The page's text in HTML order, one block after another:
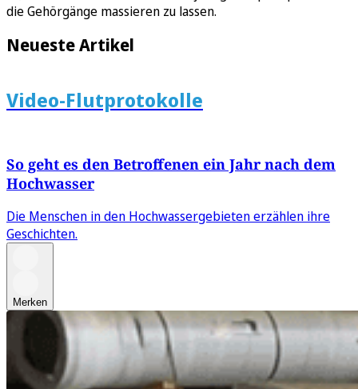
die Gehörgänge massieren zu lassen.
Neueste Artikel
Video-Flutprotokolle
So geht es den Betroffenen ein Jahr nach dem
Hochwasser
Die Menschen in den Hochwassergebieten erzählen ihre
Geschichten.
Merken